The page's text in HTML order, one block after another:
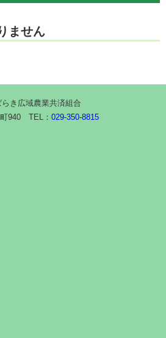
ません
き広域農業共済組合
940 TEL： 029-350-8815